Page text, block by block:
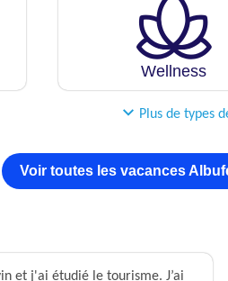
Wellness
Plus de types
Voir toutes les vacances
et j'ai étudié le tourisme. J’ai